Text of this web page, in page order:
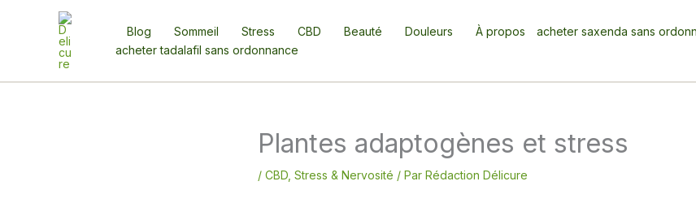
Blog Sommeil Stress CBD Beauté Douleurs À propos acheter saxenda sans
acheter tadalafil sans ordonnance
Plantes adaptogènes et stress
/ CBD Stress & Nervosité / Par Rédaction Délicure